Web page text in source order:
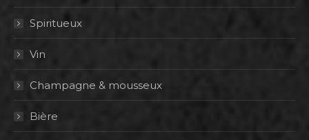
Spiritueux
Vin
Champagne & mousseux
Bière